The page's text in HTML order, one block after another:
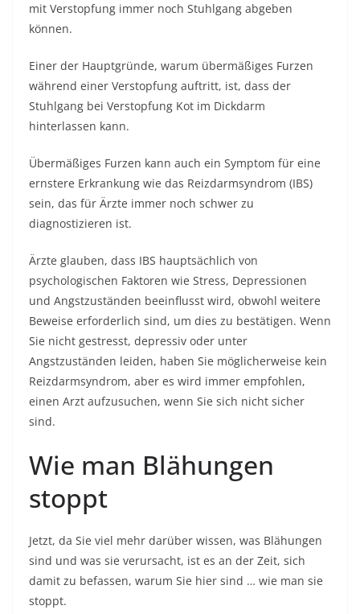
mit Verstopfung immer noch Stuhlgang abgeben
können.
Einer der Hauptgründe, warum übermäßiges Furzen
während einer Verstopfung auftritt, ist, dass der
Stuhlgang bei Verstopfung Kot im Dickdarm
hinterlassen kann.
Übermäßiges Furzen kann auch ein Symptom für eine
ernstere Erkrankung wie das Reizdarmsyndrom (IBS)
sein, das für Ärzte immer noch schwer zu
diagnostizieren ist.
Ärzte glauben, dass IBS hauptsächlich von
psychologischen Faktoren wie Stress, Depressionen
und Angstzuständen beeinflusst wird, obwohl weitere
Beweise erforderlich sind, um dies zu bestätigen. Wenn
Sie nicht gestresst, depressiv oder unter
Angstzuständen leiden, haben Sie möglicherweise kein
Reizdarmsyndrom, aber es wird immer empfohlen,
einen Arzt aufzusuchen, wenn Sie sich nicht sicher
sind.
Wie man Blähungen
stoppt
Jetzt, da Sie viel mehr darüber wissen, was Blähungen
sind und was sie verursacht, ist es an der Zeit, sich
damit zu befassen, warum Sie hier sind … wie man sie
stoppt.